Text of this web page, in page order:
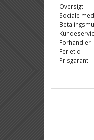
Oversigt
Sociale
Forhandler
Ferietid
Prisgaranti